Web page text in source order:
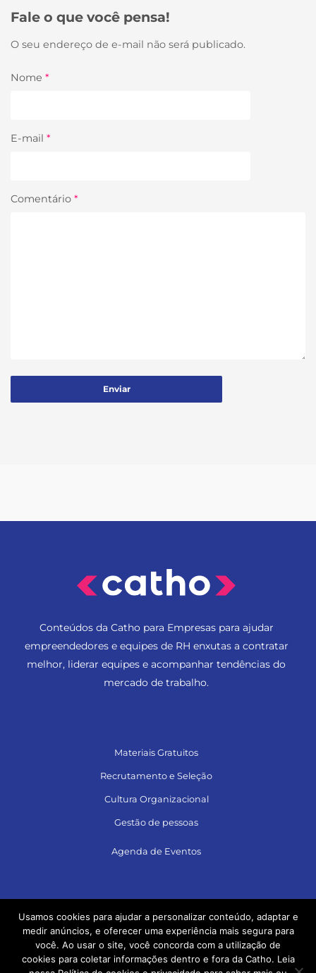
Fale o que você pensa!
O seu endereço de e-mail não será publicado.
Nome *
E-mail *
Comentário *
Conteúdos da Catho para Empresas para ajudar
empreendedores e equipes de RH enxutas a contratar
melhor, liderar equipes e acompanhar tendências do
mercado de trabalho.
Materiais Gratuitos
Recrutamento e Seleção
Cultura Organizacional
Gestão de pessoas
Agenda de Eventos
Usamos cookies para ajudar a personalizar conteúdo, adaptar e
medir anúncios, e oferecer uma experiência mais segura para
você. Ao usar o site, você concorda com a utilização de
cookies para coletar informações dentro e fora da Catho. Leia